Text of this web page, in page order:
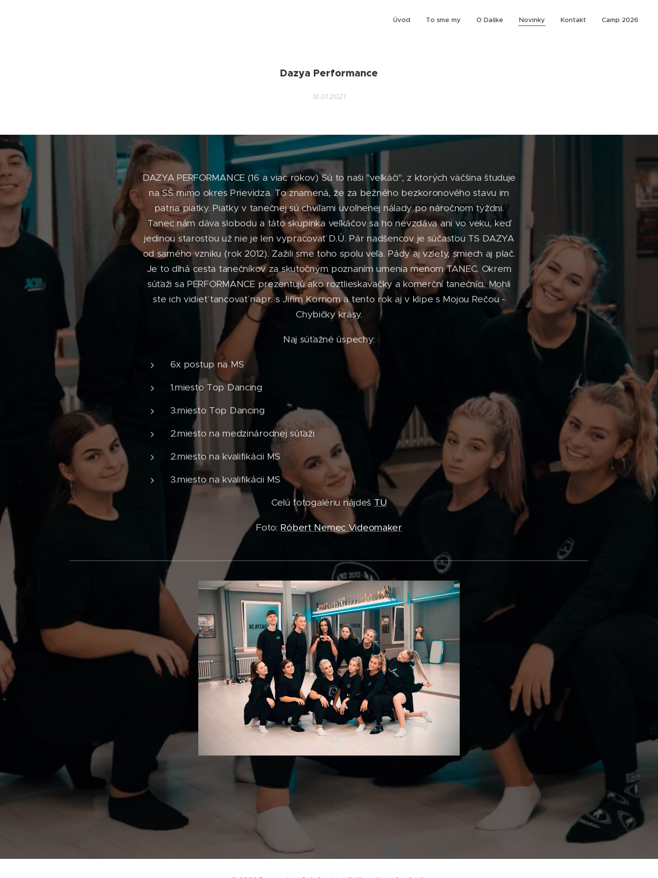
Úvod To sme my O Daške Novinky Kontakt Camp 2026
Dazya Performance
16.01.2021
DAZYA PERFORMANCE (16 a viac rokov) Sú to naši "veľkáči", z ktorých väčšina študuje
na SŠ mimo okres Prievidza. To znamená, že za bežného bezkoronového stavu im
patria piatky. Piatky v tanečnej sú chvíľami uvoľnenej nálady po náročnom týždni.
Tanec nám dáva slobodu a táto skupinka veľkáčov sa ho nevzdáva ani vo veku, keď
jedinou starosťou už nie je len vypracovať D.Ú. Pár nadšencov je súčasťou TS DAZYA
od samého vzniku (rok 2012). Zažili sme toho spolu veľa. Pády aj vzlety, smiech aj plač.
Je to dlhá cesta tanečníkov za skutočným poznaním umenia menom TANEC. Okrem
súťaži sa PERFORMANCE prezentujú ako roztlieskavačky a komerční tanečníci. Mohli
ste ich vidieť tancovať napr. s Jiřím Kornom a tento rok aj v klipe s Mojou Rečou -
Chybičky krásy.
Naj súťažné úspechy:
6x postup na MS
1.miesto Top Dancing
3.miesto Top Dancing
2.miesto na medzinárodnej súťaži
2.miesto na kvalifikácii MS
3.miesto na kvalifikácii MS
Celú fotogalériu nájdeš TU
Foto: Róbert Nemec Videomaker